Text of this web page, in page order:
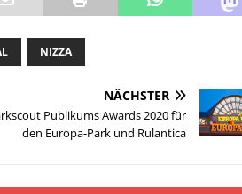
NIZZA
NÄCHSTER
Publikums Awards 2020 für
den Europa-Park und Rulantica